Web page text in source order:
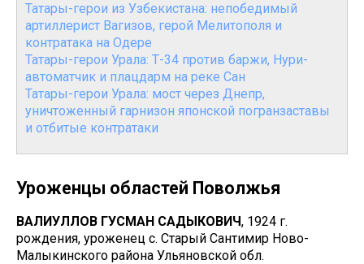
Татары-герои из Узбекистана: непобедимый
артиллерист Вагизов, герой Мелитополя и
контратака на Одере
Татары-герои Урала: Т-34 против баржи, Нури-
автоматчик и плацдарм на реке Сан
Татары-герои Урала: мост через Днепр,
уничтоженный гарнизон японской погранзаставы
и отбитые контратаки
Уроженцы областей Поволжья
ВАЛИУЛЛОВ ГУСМАН САДЫКОВИЧ, 1924 г.
рождения, уроженец с. Старый Сантимир Ново-
Малыкинского района Ульяновской обл.